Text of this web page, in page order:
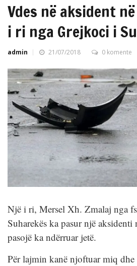
Vdes në aksident
i ri nga Grejkoci i
admin 21/07/2018 0 komente
Një i ri, Mersel Xh. Zmalaj nga
Suharekës ka pasur një
pasojë ka ndërruar jetë.
Për lajmin kanë njoftuar miq dhe